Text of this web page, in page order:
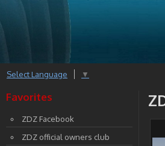
Select Language ▼
Favorites
ZDZ Facebook
ZDZ official owners club